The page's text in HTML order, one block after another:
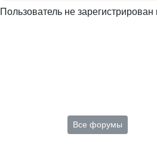
Пользователь не
Все форумы